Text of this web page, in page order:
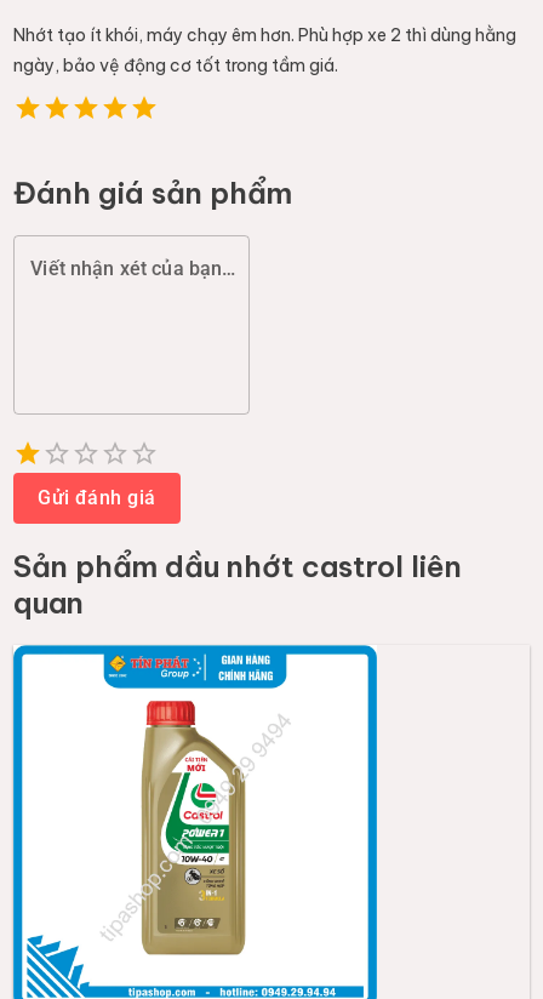
Nhớt tạo ít khói, máy chạy êm hơn. Phù hợp xe 2 thì dùng hằng
ngày, bảo vệ động cơ tốt trong tầm giá.
Đánh giá sản phẩm
Viết nhận xét của bạn (chất lượng, đóng gói, giao hàng...)
1 Star
2 Stars
3 Stars
4 Stars
5 Stars
Gửi đánh giá
Sản phẩm dầu nhớt castrol liên
quan